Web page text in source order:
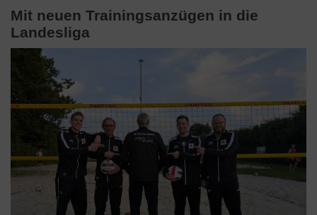
Mit neuen Trainingsanzügen in die
Landesliga